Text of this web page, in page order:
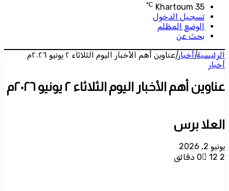
Khartoum 35
℃
تسجيل الدخول
الوضع المظلم
بحث عن
الرئيسية|أخبار|عناوين أهم الأخبار اليوم الثلاثاء ٢ يونيو ٢٠٢٦م
أخبار
عناوين أهم الأخبار اليوم الثلاثاء ٢ يونيو ٢٠٢٦م
العلا برس
يونيو 2, 2026
0
12 2 دقائق